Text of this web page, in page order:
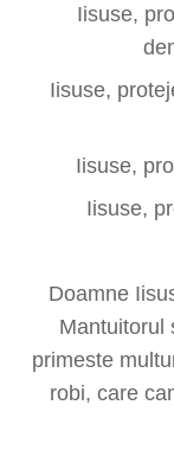
Iisuse,
Iisuse,
Iisuse,
Iisuse,
Doamne
Mantuitorul
primeste
robi, care